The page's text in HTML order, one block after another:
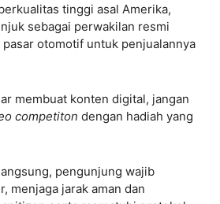
tinggi asal Amerika,
sebagai perwakilan resmi
otomotif untuk penjualannya
membuat konten digital, jangan
competiton dengan hadiah yang
pengunjung wajib
menjaga jarak aman dan